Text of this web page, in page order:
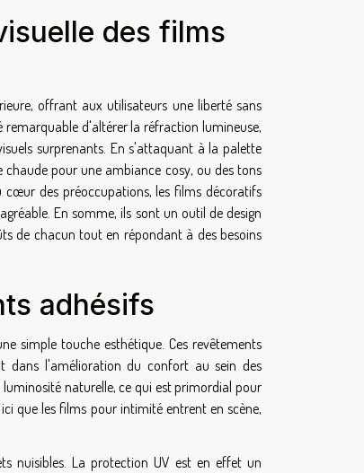
des films
offrant aux utilisateurs une liberté sans
remarquable d'altérer la réfraction lumineuse,
surprenants. En s'attaquant à la palette
pour une ambiance cosy, ou des tons
des préoccupations, les films décoratifs
En somme, ils sont un outil de design
de chacun tout en répondant à des besoins
adhésifs
simple touche esthétique. Ces revêtements
dans l'amélioration du confort au sein des
naturelle, ce qui est primordial pour
que les films pour intimité entrent en scène,
nuisibles. La protection UV est en effet un